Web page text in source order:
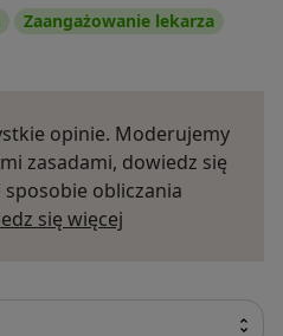
Zaangażowanie lekarza
opinie. Moderujemy
zasadami, dowiedz się
obliczania
się więcej